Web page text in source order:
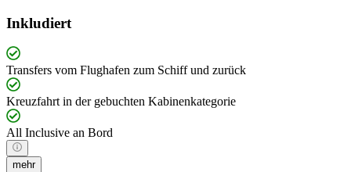
Inkludiert
Transfers vom Flughafen zum Schiff und zurück
Kreuzfahrt in der gebuchten Kabinenkategorie
All Inclusive an Bord
mehr